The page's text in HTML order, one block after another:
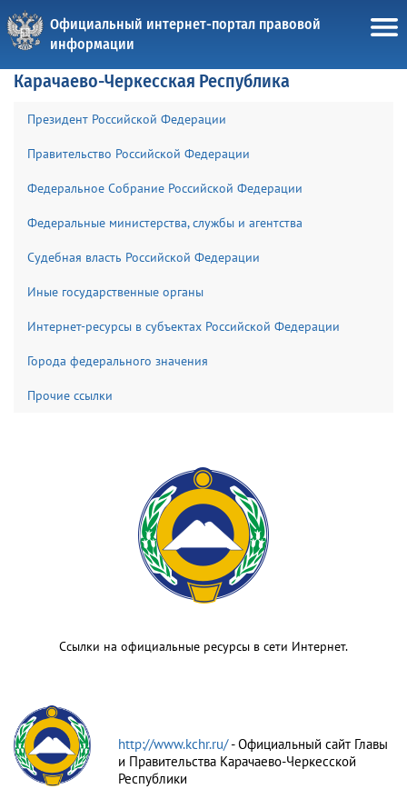
Официальный интернет-портал правовой
информации
Карачаево-Черкесская Республика
Президент Российской Федерации
Правительство Российской Федерации
Федеральное Собрание Российской Федерации
Федеральные министерства, службы и агентства
Судебная власть Российской Федерации
Иные государственные органы
Интернет-ресурсы в субъектах Российской Федерации
Города федерального значения
Прочие ссылки
Ссылки на официальные ресурсы в сети Интернет.
http://www.kchr.ru/- Официальный сайт Главы
и Правительства Карачаево-Черкесской
Республики